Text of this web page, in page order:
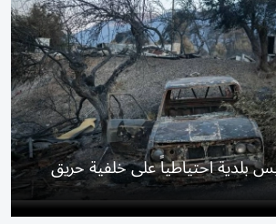
بلدية احتياطياً على خلفية حريق